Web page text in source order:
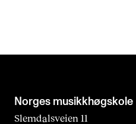
Norges musikk­høgskole
Slemdalsveien 11